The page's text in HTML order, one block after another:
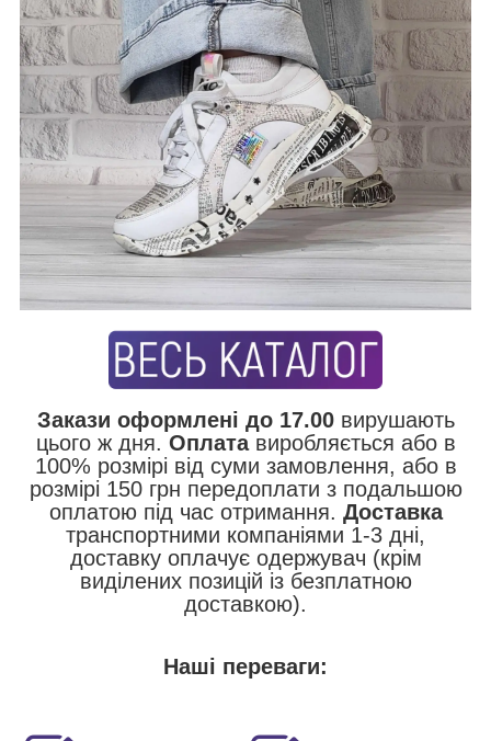
Закази оформлені до 17.00вирушають
цього ж дня. Оплатавиробляється або в
100% розмірі від суми замовлення, або в
розмірі 150 грн передоплати з подальшою
оплатою під час отримання. Доставка
транспортними компаніями 1-3 дні,
доставку оплачує одержувач (крім
виділених позицій із безплатною
доставкою).
Наші переваги: